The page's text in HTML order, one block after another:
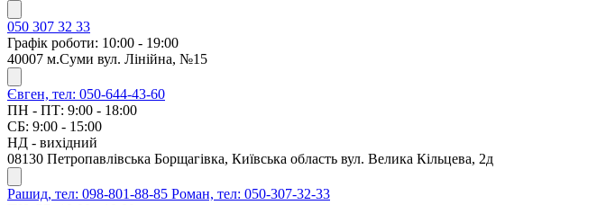
050 307 32 33
Графік роботи: 10:00 - 19:00
40007 м.Суми вул. Лінійна, №15
Євген, тел: 050-644-43-60
ПН - ПТ: 9:00 - 18:00
СБ: 9:00 - 15:00
НД - вихідний
08130 Петропавлівська Борщагівка, Київська область вул. Велика Кільцева, 2д
Рашид, тел: 098-801-88-85 Роман, тел: 050-307-32-33